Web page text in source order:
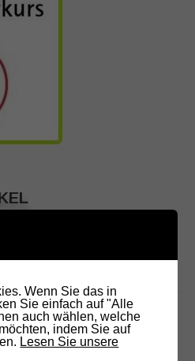
– Stromausfall und
30/2026
Wenn Sie das in
Sie einfach auf "Alle
auch wählen, welche
indem Sie auf
Lesen Sie unsere